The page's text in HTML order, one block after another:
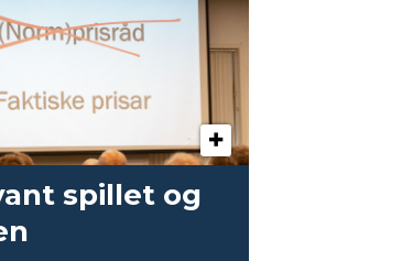
spillet og